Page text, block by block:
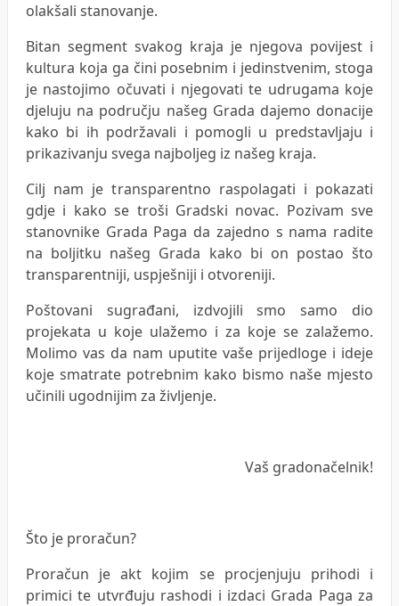
olakšali stanovanje.
Bitan segment svakog kraja je njegova povijest i
kultura koja ga čini posebnim i jedinstvenim, stoga
je nastojimo očuvati i njegovati te udrugama koje
djeluju na području našeg Grada dajemo donacije
kako bi ih podržavali i pomogli u predstavljaju i
prikazivanju svega najboljeg iz našeg kraja.
Cilj nam je transparentno raspolagati i pokazati
gdje i kako se troši Gradski novac. Pozivam sve
stanovnike Grada Paga da zajedno s nama radite
na boljitku našeg Grada kako bi on postao što
transparentniji, uspješniji i otvoreniji.
Poštovani sugrađani, izdvojili smo samo dio
projekata u koje ulažemo i za koje se zalažemo.
Molimo vas da nam uputite vaše prijedloge i ideje
koje smatrate potrebnim kako bismo naše mjesto
učinili ugodnijim za življenje.
Vaš gradonačelnik!
Što je proračun?
Proračun je akt kojim se procjenjuju prihodi i
primici te utvrđuju rashodi i izdaci Grada Paga za